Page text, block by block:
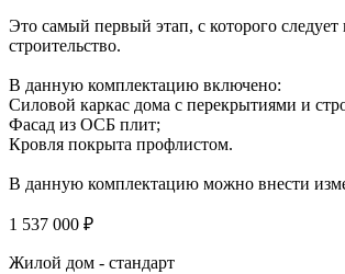
Это самый первый этап, с которого следует
строительство.
В данную комплектацию включено:
Силовой каркас дома с перекрытиями и
Фасад из ОСБ плит;
Кровля покрыта профлистом.
В данную комплектацию можно внести
1 537 000 ₽
Жилой дом - стандарт